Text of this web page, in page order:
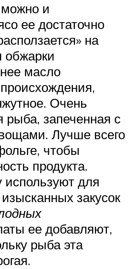
и
ее достаточно
на
обжарки
масло
Очень
рыба, запеченная с
Лучше всего
чтобы
продукта.
используют для
закусок
ее добавляют,
рыба эта